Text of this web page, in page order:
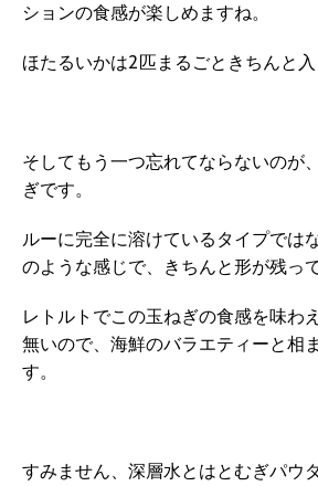
ションの食感が楽しめますね。
ほたるいかは2匹まるごときちんと入
そしてもう一つ忘れてならないのが
ぎです。
ルーに完全に溶けているタイプでは
のような感じで、きちんと形が残っ
レトルトでこの玉ねぎの食感を味わ
無いので、海鮮のバラエティーと相
す。
すみません、深層水とはとむぎパウ